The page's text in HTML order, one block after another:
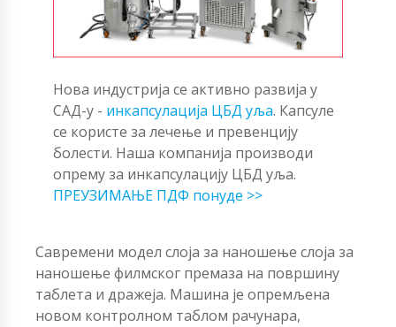
Нова индустрија се активно развија у
САД-у - инкапсулација ЦБД уља. Капсуле
се користе за лечење и превенцију
болести. Наша компанија производи
опрему за инкапсулацију ЦБД уља.
ПРЕУЗИМАЊЕ ПДФ понуде >>
Савремени модел слоја за наношење слоја за
наношење филмског премаза на површину
таблета и дражеја. Машина је опремљена
новом контролном таблом рачунара,